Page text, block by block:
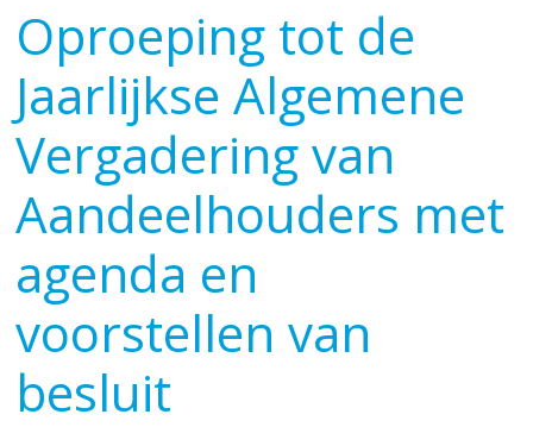
Oproeping tot de
Jaarlijkse Algemene
Vergadering van
Aandeelhouders met
agenda en
voorstellen van
besluit